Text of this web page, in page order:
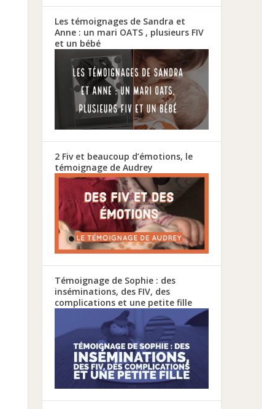
Les témoignages de Sandra et
Anne : un mari OATS , plusieurs FIV
et un bébé
2 Fiv et beaucoup d’émotions, le
témoignage de Audrey
Témoignage de Sophie : des
inséminations, des FIV, des
complications et une petite fille